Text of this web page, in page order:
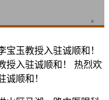
玉教授入驻诚顺和！
授入驻诚顺和！ 热烈欢
诚顺和！